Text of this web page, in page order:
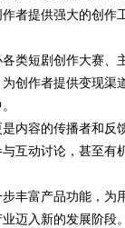
者提供强大的创
类短剧创作大赛
创作者提供变现
内容的传播者和
互动讨论，甚至
丰富产品功能，
迈入新的发展阶